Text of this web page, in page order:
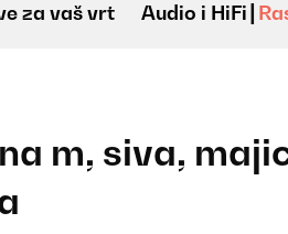
za vaš vrt Audio i HiFi
m, siva,